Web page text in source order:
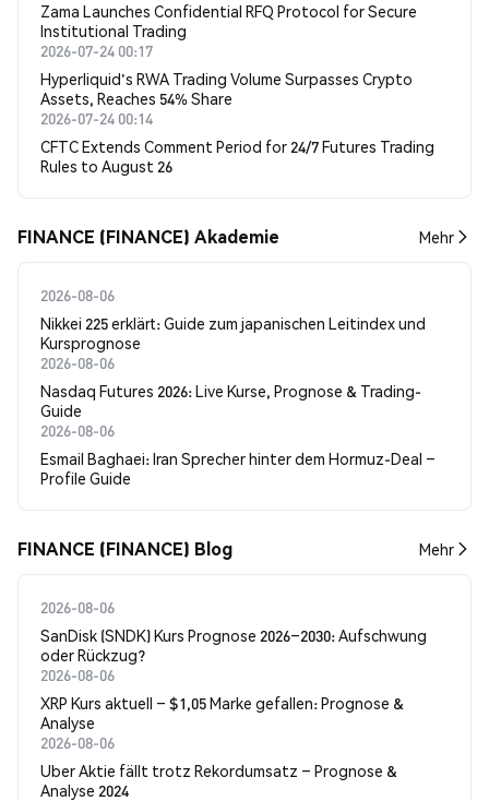
Zama Launches Confidential RFQ Protocol for Secure
Institutional Trading
2026-07-24 00:17
Hyperliquid's RWA Trading Volume Surpasses Crypto
Assets, Reaches 54% Share
2026-07-24 00:14
CFTC Extends Comment Period for 24/7 Futures Trading
Rules to August 26
FINANCE (FINANCE) Akademie Mehr
2026-08-06
Nikkei 225 erklärt: Guide zum japanischen Leitindex und
Kursprognose
2026-08-06
Nasdaq Futures 2026: Live Kurse, Prognose & Trading-
Guide
2026-08-06
Esmail Baghaei: Iran Sprecher hinter dem Hormuz-Deal –
Profile Guide
FINANCE (FINANCE) Blog Mehr
2026-08-06
SanDisk (SNDK) Kurs Prognose 2026–2030: Aufschwung
oder Rückzug?
2026-08-06
XRP Kurs aktuell – $1,05 Marke gefallen: Prognose &
Analyse
2026-08-06
Uber Aktie fällt trotz Rekordumsatz – Prognose &
Analyse 2024